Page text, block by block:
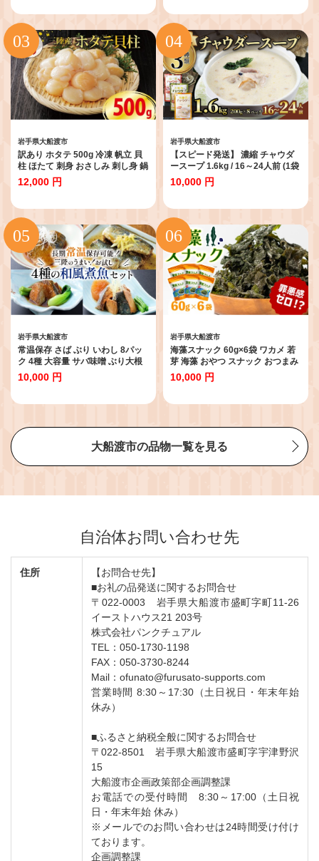
レビ TV 放送 ニュース 番組 大船
渡 大船渡市 三陸 被災 震災 火災
支援 応援 岩手県 国産 大船渡応援
【東北超歌手】
揃い 三陸 三陸産 スピード配送 す
ぐ 届く 株式会社國洋 岩手県 大船
渡市 国産
岩手県大船渡市
訳あり ホタテ 500g 冷凍 帆立 貝
柱 ほたて 刺身 おさしみ 刺し身 鍋
お鍋 バーベキュー BBQ 炙り 炙り
焼き バター焼き 出汁 夕飯 おかず
介類 大船渡 三陸 岩手県 国産
12,000 円
岩手県大船渡市
【スピード発送】 濃縮 チャウダ
ースープ 1.6kg / 16～24人前 (1袋
200g×8袋) 濃縮 チャウダー スー
プ カレー スープカレー グリーン
さり 南部どり ホタテ 帆立 ふかひ
れ フカヒレ トマト クリームソー
ス 時短 長期保存 保存食 非常食 防
災 常温保存 10000円 1万円
10,000 円
岩手県大船渡市
常温保存 さば ぶり いわし 8パッ
ク 4種 大容量 サバ味噌 ぶり大根
和風煮魚 詰合せ 常備食 防災 保存
食 常温 備蓄 非常食 防災食 おかず
品 電子レンジ 魚 レンジ 小分け お
べ比べ 海鮮 簡単調理 手軽 阿部長
商店 岩手県 大船渡市
10,000 円
岩手県大船渡市
海藻スナック 60g×6袋 ワカメ 若
芽 海藻 おやつ スナック おつまみ
ヘルシー わかめ お菓子 菓子 土産
お土産 手土産 海産物 乾燥 揚げ物
船渡 10000円 1万円
10,000 円
大船渡市の品物一覧を見る
自治体お問い合わせ先
住所
【お問合せ先】
■お礼の品発送に関するお問合せ
〒022-0003 岩手県大船渡市盛町字町11-26
イーストハウス21 203号
株式会社パンクチュアル
TEL：050-1730-1198
FAX：050-3730-8244
Mail：ofunato@furusato-supports.com
営業時間 8:30～17:30（土日祝日・年末年始
休み）
■ふるさと納税全般に関するお問合せ
〒022-8501 岩手県大船渡市盛町字宇津野沢
15
大船渡市企画政策部企画調整課
お電話での受付時間 8:30～17:00（土日祝
日・年末年始 休み）
※メールでのお問い合わせは24時間受け付け
ております。
企画調整課